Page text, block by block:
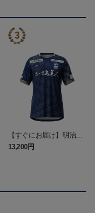
【すぐにお届け】明治安
田J2・J3百年構想リーグ
オーセンティックユニフ
13,200円